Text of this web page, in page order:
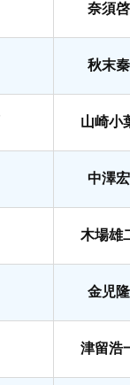
奈須
秋末
山崎小
中澤
木場雄
金児
津留浩